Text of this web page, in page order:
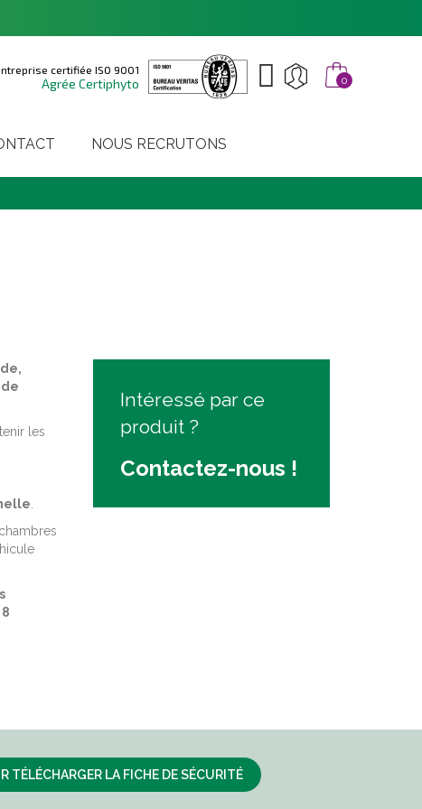
certifiée ISO 9001
Agrée Certiphyto 0
NOUS RECRUTONS
les
Intéressé par ce
produit ?
Contactez-nous !
TÉLÉCHARGER LA FICHE DE SÉCURITÉ